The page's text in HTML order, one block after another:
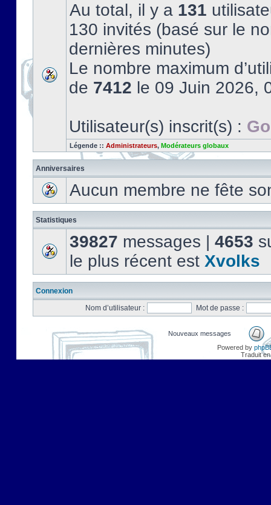
Au total, il y a 131
130 invités (basé sur le
dernières minutes)
Le nombre maximum
de 7412 le 09 Juin 2026,
Utilisateur(s) inscrit(s) :
Légende :: Administrateurs, Modérateurs globaux
Anniversaires
Aucun membre ne fête
Statistiques
39827 messages | 4653
le plus récent est Xvolks
Connexion
Nom d’utilisateur :
Mot de passe :
Nouveaux messages
Powered by
Traduit